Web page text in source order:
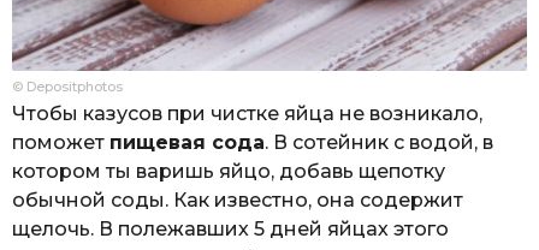
© Depositphotos
Чтобы казусов при чистке яйца не возникало,
поможет пищевая сода. В сотейник с водой, в
котором ты варишь яйцо, добавь щепотку
обычной соды. Как известно, она содержит
щелочь. В полежавших 5 дней яйцах этого